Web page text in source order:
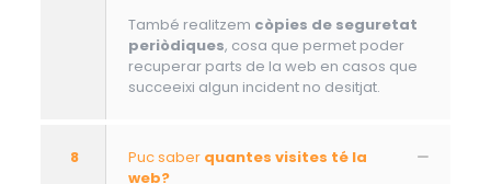
També realitzem còpies de seguretat
periòdiques, cosa que permet poder
recuperar parts de la web en casos que
succeeixi algun incident no desitjat.
8 Puc saber quantes visites té la
web?